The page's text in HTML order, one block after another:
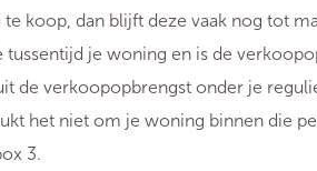
koop, dan blijft deze vaak nog tot
tussentijd je woning en is de
de verkoopopbrengst onder je
het niet om je woning binnen die
3.